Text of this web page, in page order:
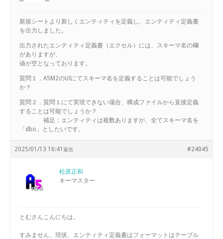
新規シートより新しくエンティティを定義し、エンティティ定義書
を出力しました。
出力されたエンティティ定義書（エクセル）には、スキーマ名の欄
がありますが、
値が空となっております。
質問１．A5M2のUIにてスキーマ名を定義することは可能でしょう
か？
質問２．質問１にて実現できない場合、構成ファイルから直接定義
することは可能でしょうか？
補足：エンティティは複数ありますが、全てスキーマ名を
「dbo」としたいです。
2025/01/13 16:41 #24045
返信
松原正和
キーマスター
とむさんこんにちは。
すみません。現状、エンティティ定義書はフォーマットはテーブル